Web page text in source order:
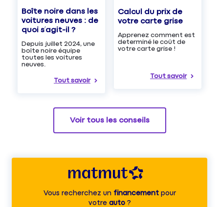
Boîte noire dans les
voitures neuves : de
quoi s’agit-il ?
Depuis juillet 2024, une
boîte noire équipe
toutes les voitures
neuves.
Tout savoir
Calcul du prix de
votre carte grise
Apprenez comment est
determiné le coût de
votre carte grise !
Tout savoir
Voir tous les conseils
Vous recherchez unfinancementpour
votre auto?